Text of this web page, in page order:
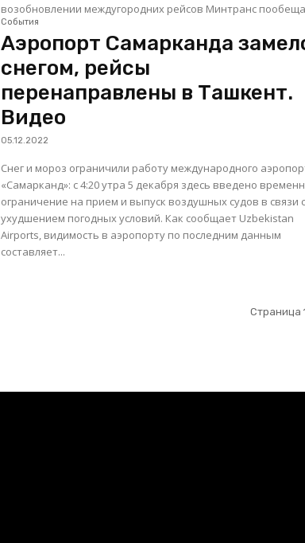
возобновлении междугородних рейсов Минтранс
События
Аэропорт Самарканда
снегом, рейсы
перенаправлены в Ташкент.
Видео
05.12.2022
Снег и мороз ограничили работу международного
«Самарканд»: с 4:20 утра 5 декабря здесь введено
ограничение на прием и выпуск воздушных судов в связи с
ухудшением погодных условий. Как сообщает Uzbekistan
Airports, видимость в аэропорту по последним данным
составляет...
Страница